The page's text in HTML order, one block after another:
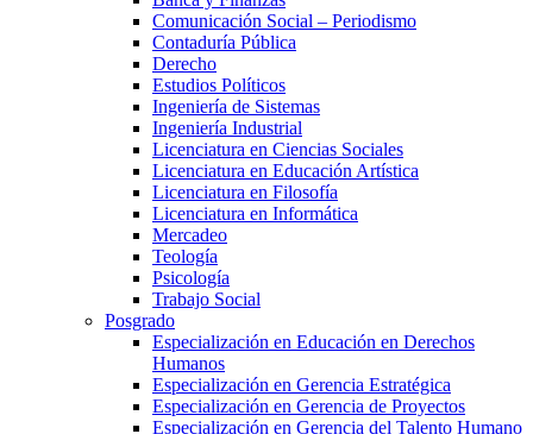
Comunicación Social – Periodismo
Contaduría Pública
Derecho
Estudios Políticos
Ingeniería de Sistemas
Ingeniería Industrial
Licenciatura en Ciencias Sociales
Licenciatura en Educación Artística
Licenciatura en Filosofía
Licenciatura en Informática
Mercadeo
Teología
Psicología
Trabajo Social
Posgrado
Especialización en Educación en Derechos
Humanos
Especialización en Gerencia Estratégica
Especialización en Gerencia de Proyectos
Especialización en Gerencia del Talento Humano